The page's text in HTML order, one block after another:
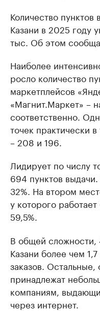
Количество пунктов
Казани в 2025 году
тыс. Об этом
Наиболее
росло количество
маркетплейсов
«Магнит.Маркет» –
соответственно.
точек практически
– 208 и 196.
Лидирует по числу
694 пунктов
32%. На втором
у которого
59,5%.
В общей сложности,
Казани более чем
заказов. Остальные,
принадлежат
компаниям,
через интернет.